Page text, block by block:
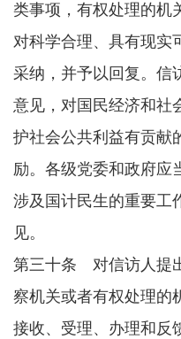
类事项，有权处理的机
对科学合理、具有现实
采纳，并予以回复。信
意见，对国民经济和社
护社会公共利益有贡献
励。各级党委和政府应
涉及国计民生的重要工
见。
第三十条 对信访人提
察机关或者有权处理的
接收、受理、办理和反